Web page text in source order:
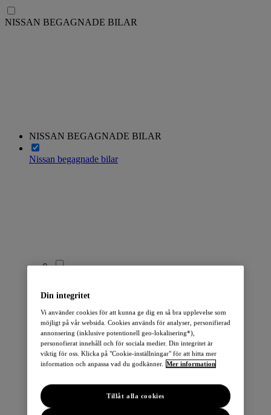
NISSAN BEGAGNADE BILAR
NISSAN BEGAGNADE BILAR
Nissan begagnade bilar
Din integritet
Vi använder cookies för att kunna ge dig en så bra upplevelse som
möjligt på vår websida. Cookies används för analyser, personifierad
annonsering (inklusive potentionell geo-lokalisering*),
personofierat innehåll och för sociala medier. Din integritet är
viktig för oss. Klicka på "Cookie-inställningar" för att hitta mer
information och anpassa vad du godkänner. Mer information
Tillåt alla cookies